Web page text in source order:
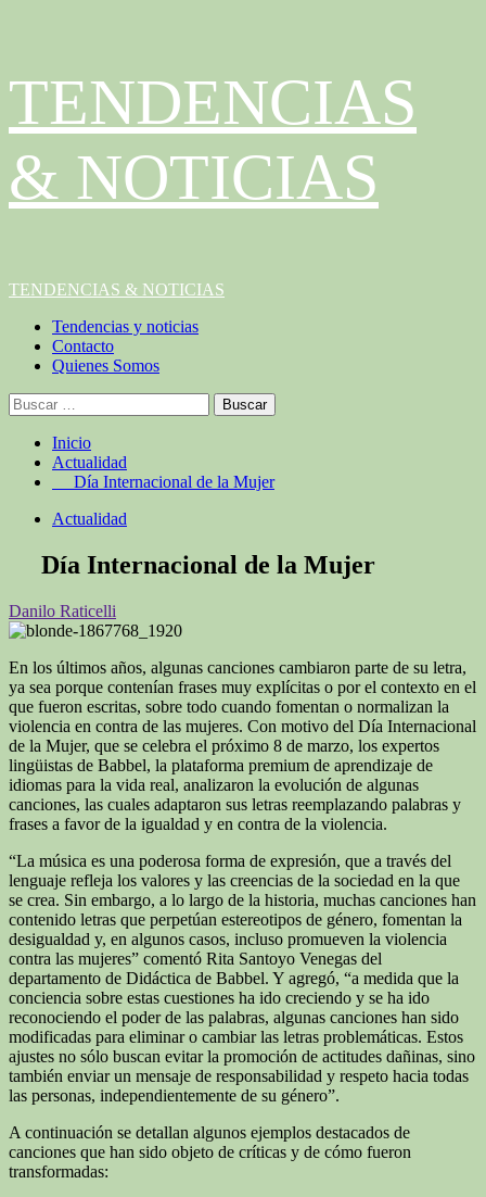
al
contenido
TENDENCIAS
& NOTICIAS
Menú
TENDENCIAS & NOTICIAS
Tendencias y noticias
Contacto
Quienes Somos
Buscar:
Inicio
Actualidad
Día Internacional de la Mujer
Actualidad
Día Internacional de la Mujer
Danilo Raticelli
En los últimos años, algunas canciones cambiaron parte de su letra,
ya sea porque contenían frases muy explícitas o por el contexto en el
que fueron escritas, sobre todo cuando fomentan o normalizan la
violencia en contra de las mujeres. Con motivo del Día Internacional
de la Mujer, que se celebra el próximo 8 de marzo, los expertos
lingüistas de Babbel, la plataforma premium de aprendizaje de
idiomas para la vida real, analizaron la evolución de algunas
canciones, las cuales adaptaron sus letras reemplazando palabras y
frases a favor de la igualdad y en contra de la violencia.
“La música es una poderosa forma de expresión, que a través del
lenguaje refleja los valores y las creencias de la sociedad en la que
se crea. Sin embargo, a lo largo de la historia, muchas canciones han
contenido letras que perpetúan estereotipos de género, fomentan la
desigualdad y, en algunos casos, incluso promueven la violencia
contra las mujeres” comentó Rita Santoyo Venegas del
departamento de Didáctica de Babbel. Y agregó, “a medida que la
conciencia sobre estas cuestiones ha ido creciendo y se ha ido
reconociendo el poder de las palabras, algunas canciones han sido
modificadas para eliminar o cambiar las letras problemáticas. Estos
ajustes no sólo buscan evitar la promoción de actitudes dañinas, sino
también enviar un mensaje de responsabilidad y respeto hacia todas
las personas, independientemente de su género”.
A continuación se detallan algunos ejemplos destacados de
canciones que han sido objeto de críticas y de cómo fueron
transformadas: